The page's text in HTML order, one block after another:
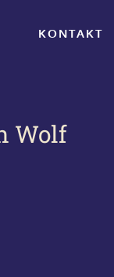
KONTAKT
Wolf